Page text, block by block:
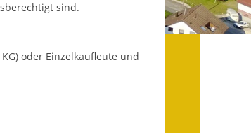
Was die Alten noch
Wagner-Werkstatt
sind.
oder Einzelkaufleute und